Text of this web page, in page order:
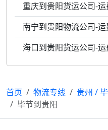
重庆到贵阳货运公司-
南宁到贵阳物流公司-
海口到贵阳货运公司-
首页 物流专线 贵州 /
毕节到贵阳